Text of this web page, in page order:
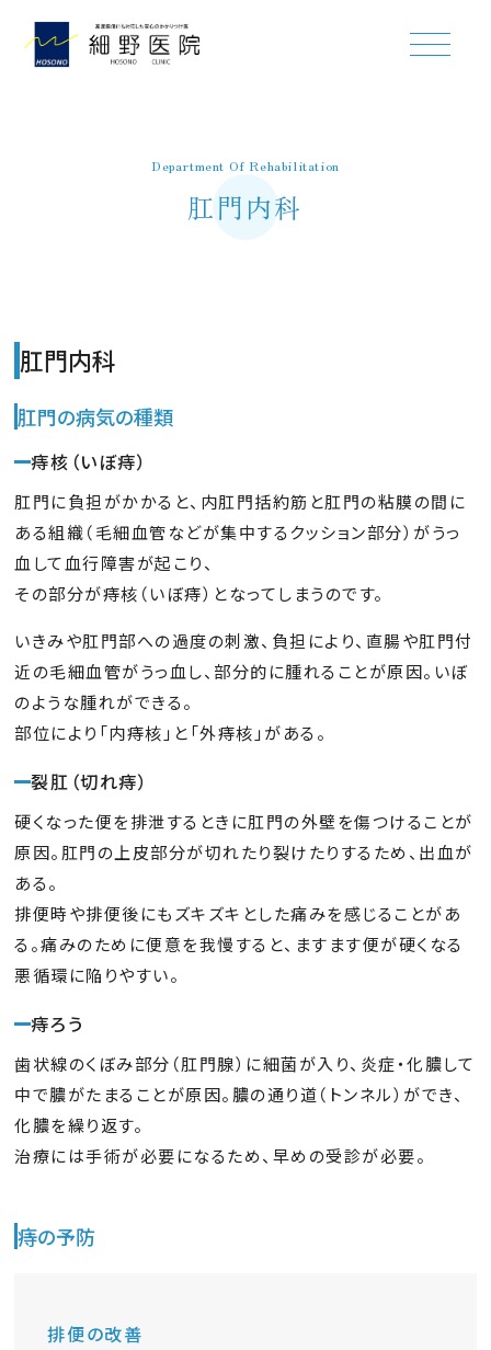
一般内科
外科
肛門内科
健診・検診
各種検査
胃カメラ検査
大腸カメラ検査
ピロリ菌検査
レントゲン・CT検査
超音波検査
その他検査
一般検査
お知らせ
採用情報
サイトマップ
プライバシーポリシー
Department Of Rehabilitation
肛門内科
肛門内科
肛門の病気の種類
痔核（いぼ痔）
肛門に負担がかかると、内肛門括約筋と肛門の粘膜の間に
ある組織（毛細血管などが集中するクッション部分）がうっ
血して血行障害が起こり、
その部分が痔核（いぼ痔）となってしまうのです。
いきみや肛門部への過度の刺激、負担により、直腸や肛門付
近の毛細血管がうっ血し、部分的に腫れることが原因。いぼ
のような腫れができる。
部位により「内痔核」と「外痔核」がある。
裂肛（切れ痔）
硬くなった便を排泄するときに肛門の外壁を傷つけることが
原因。肛門の上皮部分が切れたり裂けたりするため、出血が
ある。
排便時や排便後にもズキズキとした痛みを感じることがあ
る。痛みのために便意を我慢すると、ますます便が硬くなる
悪循環に陥りやすい。
痔ろう
歯状線のくぼみ部分（肛門腺）に細菌が入り、炎症・化膿して
中で膿がたまることが原因。膿の通り道（トンネル）ができ、
化膿を繰り返す。
治療には手術が必要になるため、早めの受診が必要。
痔の予防
排便の改善